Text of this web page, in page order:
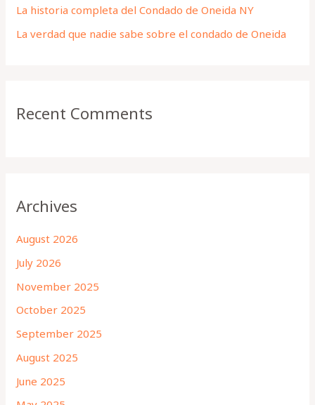
:La historia completa del Condado de Oneida NY
La verdad que nadie sabe sobre el condado de Oneida
Recent Comments
Archives
August 2026
July 2026
November 2025
October 2025
September 2025
August 2025
June 2025